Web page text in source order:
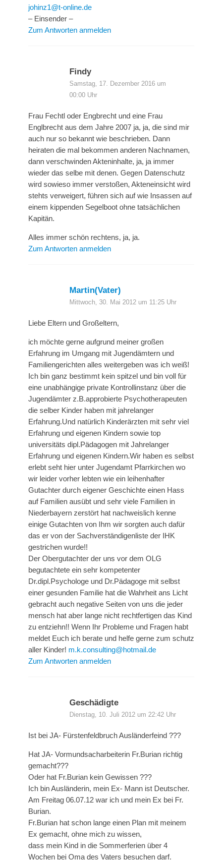
johinz1@t-online.de
– Einsender –
Zum Antworten anmelden
Findy
Samstag, 17. Dezember 2016 um
00:00 Uhr
Frau Fechtl oder Engbrecht und eine Frau
Englbrecht aus dem Jahre 2007 ja, ja, die sind mir
auch nur so bekannt wie beschrieben. Dann
heiraten die mal bekommen anderen Nachnamen,
dann verschwinden Akteninhalte, ja, ja immer
wieder das selbe mit denen. Gegen Datenschutz
wird sowieso immer verstoßen, Akteneinsicht wird
stehts verweigert, führen sich auf wie Insassen auf
einem kippenden Segelboot ohne tatsächlichen
Kapitän.
Alles immer schön rechtens, ja, ja.
Zum Antworten anmelden
Martin(Vater)
Mittwoch, 30. Mai 2012 um 11:25 Uhr
Liebe Eltern und Großeltern,
ich möchte gerne aufgrund meiner großen
Erfahrung im Umgang mit Jugendämtern und
Familiengerichten alles weitergeben was ich weiß!
Ich bin ganz bestimmt kein spitzel und bin voll für
eine unabhängige private Kontrollinstanz über die
Jugendämter z.B.approbierte Psychotherapeuten
die selber Kinder haben mit jahrelanger
Erfahrung.Und natürlich Kinderärzten mit sehr viel
Erfahrung und eigenen Kindern sowie top
universitäts dipl.Pädagogen mit Jahrelanger
Erfahrung und eigenen Kindern.Wir haben es selbst
erlebt seht hier unter Jugendamt Pfarrkirchen wo
wir leider vorher lebten wie ein leihenhafter
Gutachter durch eigener Geschichte einen Hass
auf Familien ausübt und sehr viele Familien in
Niederbayern zerstört hat nachweislich kenne
einige Gutachten von Ihm wir sorgten auch dafür
das er von der Sachverständigenliste der IHK
gestrichen wurde!!
Der Obergutachter der uns vor dem OLG
begutachtete ein sehr kompetenter
Dr.dipl.Psychologe und Dr.Pädagoge mit selbst
einer gesunden Familie hat die Wahrheit ans Licht
gebracht auch negative Seiten von uns die jeder
mensch hat aber lange nicht rechtfertigen das Kind
zu entziehn!! Wenn Ihr Probleme und Fragen habt
meldet Euch ich berate und helfe gerne zum schutz
aller Kinder! m.k.consulting@hotmail.de
Zum Antworten anmelden
Geschädigte
Dienstag, 10. Juli 2012 um 22:42 Uhr
Ist bei JA- Fürstenfeldbruch Ausländerfeind ???
Hat JA- Vormundsacharbeiterin Fr.Burian richtig
gemacht???
Oder hat Fr.Burian kein Gewissen ???
Ich bin Ausländerin, mein Ex- Mann ist Deutscher.
Am Freitag 06.07.12 war ich und mein Ex bei Fr.
Burian.
Fr.Burian hat schon lange einen Plan mit meinem
Ex gemacht, ohne mich zu wissen,
dass mein Kind in die Sommerferien über 4
Wochen bei Oma des Vaters besuchen darf.